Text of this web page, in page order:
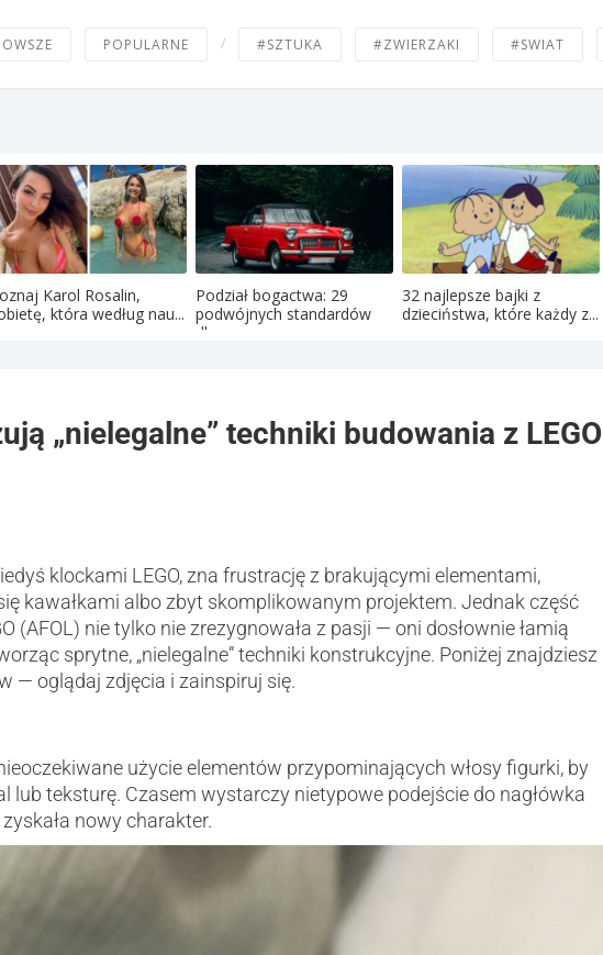
POPULARNE / #SZTUKA #ZWIERZAKI #SWIAT
Karol Rosalin,
która według nau...
Podział bogactwa: 29
podwójnych standardów
dla ...
32 najlepsze bajki z
dzieciństwa, które każdy z...
„nielegalne” techniki budowania z LEGO
klockami LEGO, zna frustrację z brakującymi elementami,
kawałkami albo zbyt skomplikowanym projektem. Jednak część
(AFOL) nie tylko nie zrezygnowała z pasji — oni dosłownie łamią
sprytne, „nielegalne” techniki konstrukcyjne. Poniżej znajdziesz
— oglądaj zdjęcia i zainspiruj się.
użycie elementów przypominających włosy figurki, by
lub teksturę. Czasem wystarczy nietypowe podejście do nagłówka
nowy charakter.